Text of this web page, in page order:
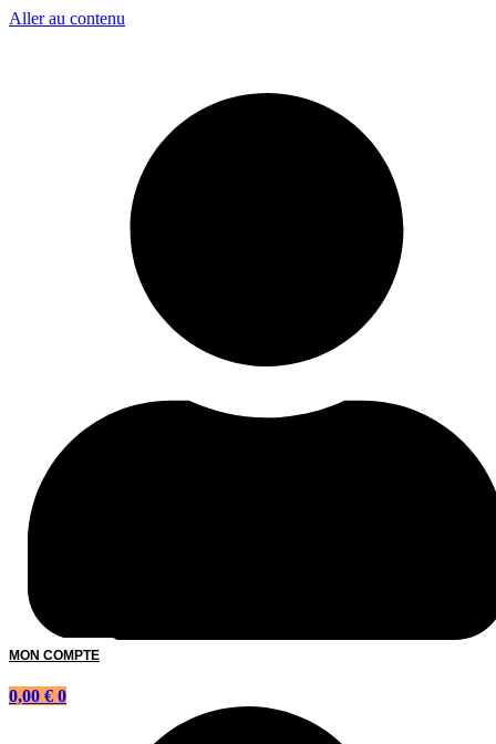
Aller au contenu
MON COMPTE
0,00 € 0